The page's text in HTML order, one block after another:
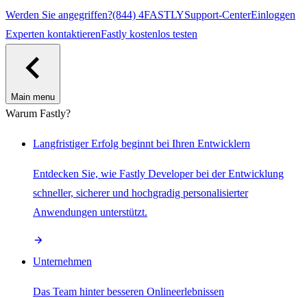
Werden Sie angegriffen?(844) 4FASTLYSupport-CenterEinloggen
Experten kontaktierenFastly kostenlos testen
Main menu
Warum Fastly?
Langfristiger Erfolg beginnt bei Ihren Entwicklern
Entdecken Sie, wie Fastly Developer bei der Entwicklung
schneller, sicherer und hochgradig personalisierter
Anwendungen unterstützt.
Unternehmen
Das Team hinter besseren Onlineerlebnissen